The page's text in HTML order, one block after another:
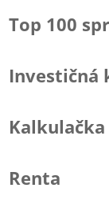
Top 100
Investičná
Renta